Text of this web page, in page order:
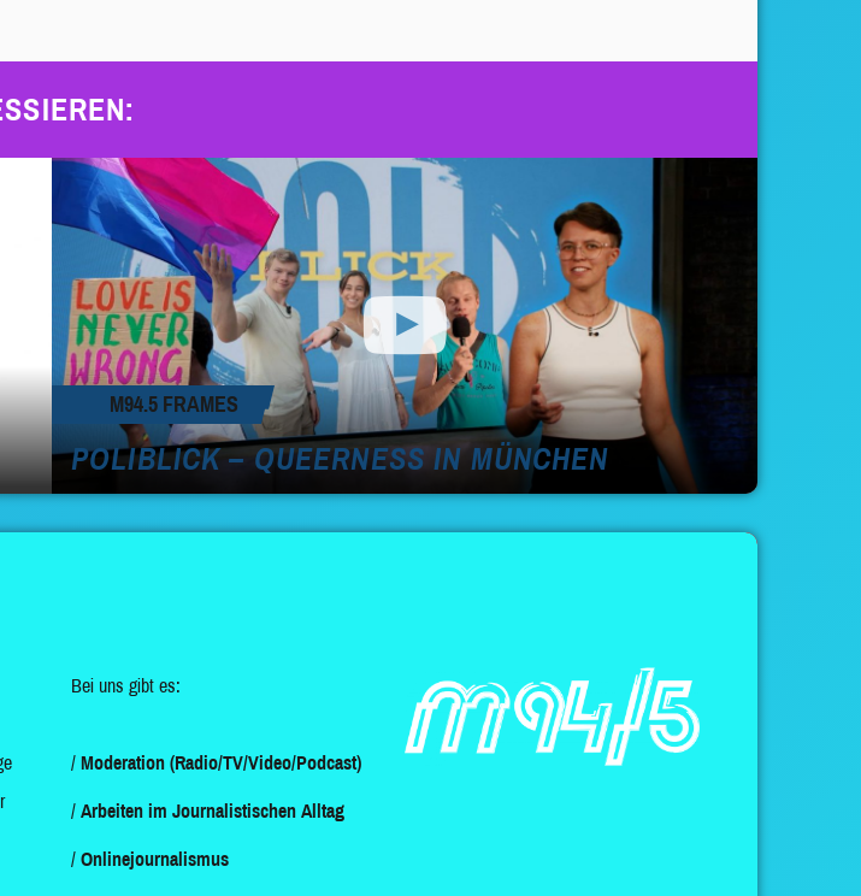
M94.5 FRAMES
POLIBLICK – QUEERNESS IN MÜNCHEN
Bei uns gibt es:
Moderation (Radio/TV/Video/Podcast)
Arbeiten im Journalistischen Alltag
Onlinejournalismus